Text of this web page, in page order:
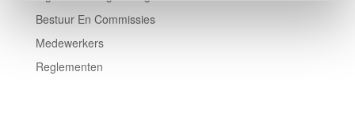
Bestuur En Commissies
Medewerkers
Reglementen